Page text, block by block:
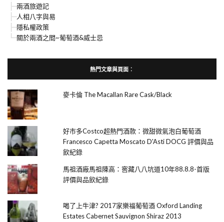
兩酒旅遊記
人相八字與易
隱私權政策
關於兩酒之間~葡萄酒&威士忌
熱門文章與頁面︰
麥卡倫 The Macallan Rare Cask/Black
好市多Costco超熱門酒款：微甜微氣泡白葡萄酒
Francesco Capetta Moscato D'Asti DOCG 評價與品
飲紀錄
馬祖酒廠馬祖陳高：窖藏八八坑道10年88.8.8-首版
評價與品飲紀錄
喝了上牛津? 2017家樂福葡萄酒 Oxford Landing
Estates Cabernet Sauvignon Shiraz 2013